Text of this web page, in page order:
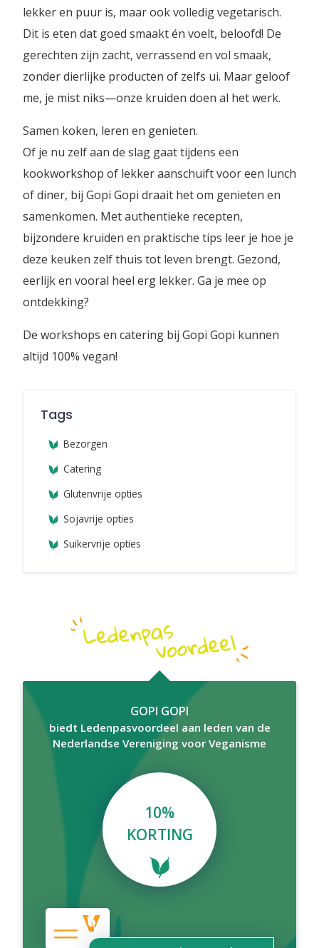
lekker en puur is, maar ook volledig vegetarisch.
Dit is eten dat goed smaakt én voelt, beloofd! De
gerechten zijn zacht, verrassend en vol smaak,
zonder dierlijke producten of zelfs ui. Maar geloof
me, je mist niks—onze kruiden doen al het werk.
Samen koken, leren en genieten.
Of je nu zelf aan de slag gaat tijdens een
kookworkshop of lekker aanschuift voor een lunch
of diner, bij Gopi Gopi draait het om genieten en
samenkomen. Met authentieke recepten,
bijzondere kruiden en praktische tips leer je hoe je
deze keuken zelf thuis tot leven brengt. Gezond,
eerlijk en vooral heel erg lekker. Ga je mee op
ontdekking?
De workshops en catering bij Gopi Gopi kunnen
altijd 100% vegan!
Tags
Bezorgen
Catering
Glutenvrije opties
Sojavrije opties
Suikervrije opties
GOPI GOPI
biedt Ledenpasvoordeel aan leden van de
Nederlandse Vereniging voor Veganisme
10%
KORTING